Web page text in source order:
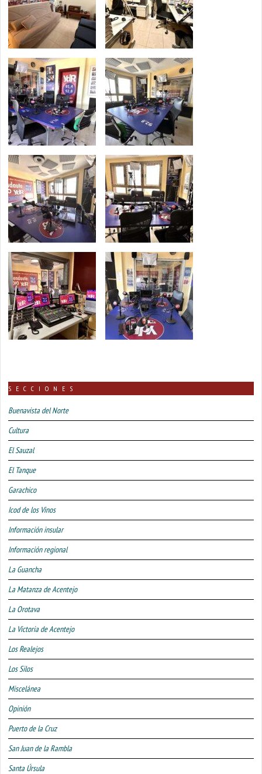
SECCIONES
Buenavista del Norte
Cultura
El Sauzal
El Tanque
Garachico
Icod de los Vinos
Información insular
Información regional
La Guancha
La Matanza de Acentejo
La Orotava
La Victoria de Acentejo
Los Realejos
Los Silos
Miscelánea
Opinión
Puerto de la Cruz
San Juan de la Rambla
Santa Úrsula